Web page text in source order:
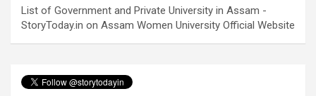
List of Government and Private University in Assam -
StoryToday.in on Assam Women University Official Website